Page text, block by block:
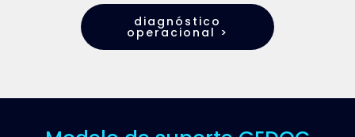
diagnóstico
operacional >